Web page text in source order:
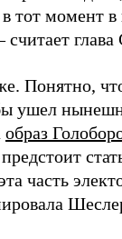
тот момент в
считает
Понятно,
ушел
образ
часть